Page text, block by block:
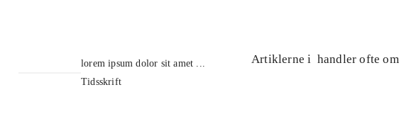
lorem ipsum dolor sit amet ...
Tidsskrift
Artiklerne i handler ofte om